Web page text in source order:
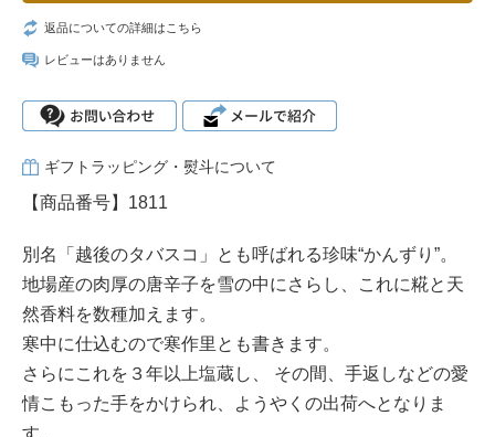
返品についての詳細はこちら
レビューはありません
ギフトラッピング・熨斗について
【商品番号】1811
別名「越後のタバスコ」とも呼ばれる珍味“かんずり”。
地場産の肉厚の唐辛子を雪の中にさらし、これに糀と天
然香料を数種加えます。
寒中に仕込むので寒作里とも書きます。
さらにこれを３年以上塩蔵し、 その間、手返しなどの愛
情こもった手をかけられ、ようやくの出荷へとなりま